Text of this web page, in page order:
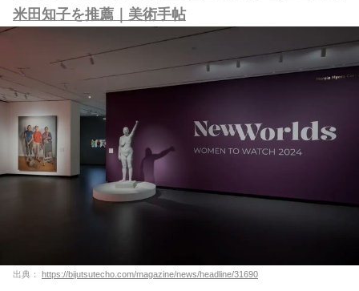
米田知子を推薦｜美術手帖
出典： https://bijutsutecho.com/magazine/news/headline/31690